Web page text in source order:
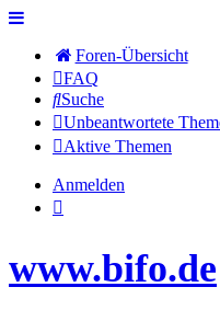
Foren-Übersicht
FAQ
Suche
Unbeantwortete
Aktive Themen
Anmelden
www.bifo.de